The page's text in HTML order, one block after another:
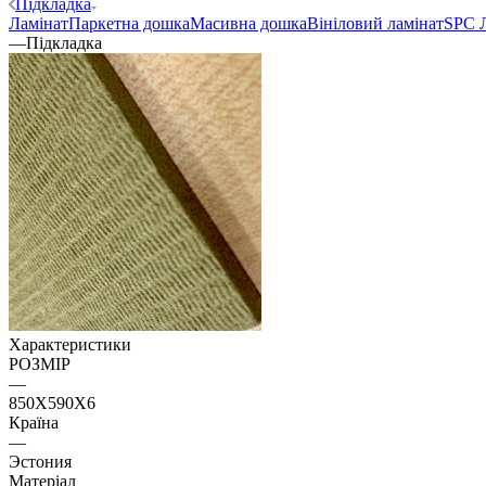
ЛамінатПаркетна дошкаМасивна дошкаВініловий ламінатSPC
—Підкладка
Характеристики
РОЗМІР
—
850Х590Х6
Країна
—
Эстония
Матеріал